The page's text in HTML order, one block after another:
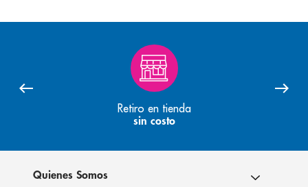
Retiro en tienda
sin costo
Quienes Somos